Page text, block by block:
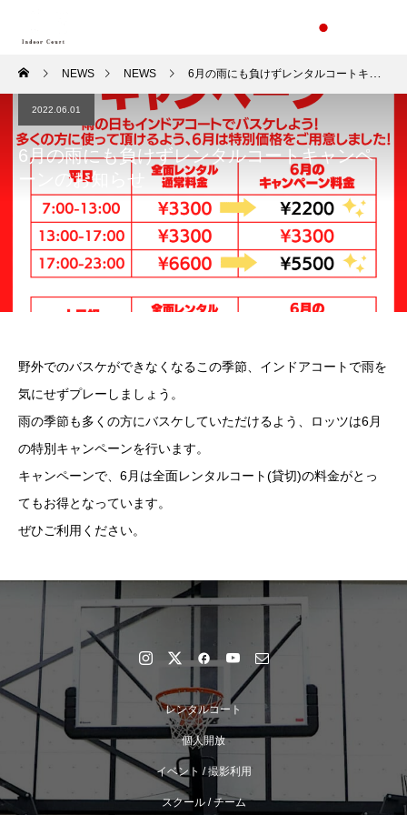
NEWS NEWS 6月の雨にも負けずレンタルコートキャンペーンのお知らせ
2022.06.01
6月の雨にも負けずレンタルコートキャンペ
ーンのお知らせ
野外でのバスケができなくなるこの季節、インドアコートで雨を
気にせずプレーしましょう。
雨の季節も多くの方にバスケしていただけるよう、ロッツは6月
の特別キャンペーンを行います。
キャンペーンで、6月は全面レンタルコート(貸切)の料金がとっ
てもお得となっています。
ぜひご利用ください。
レンタルコート
個人開放
イベント / 撮影利用
スクール / チーム